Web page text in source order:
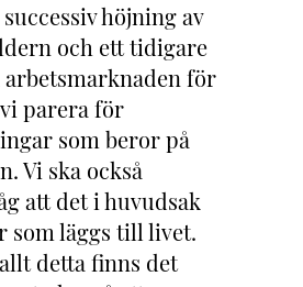
höjning av
och ett tidigare
för
parera för
som beror på
Vi ska också
att det i huvudsak
som läggs till livet.
detta finns det